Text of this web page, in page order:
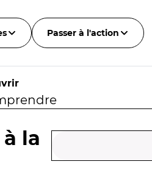
Passer à l'action
la